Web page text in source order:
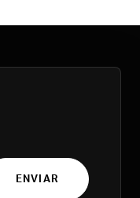
ENVIAR